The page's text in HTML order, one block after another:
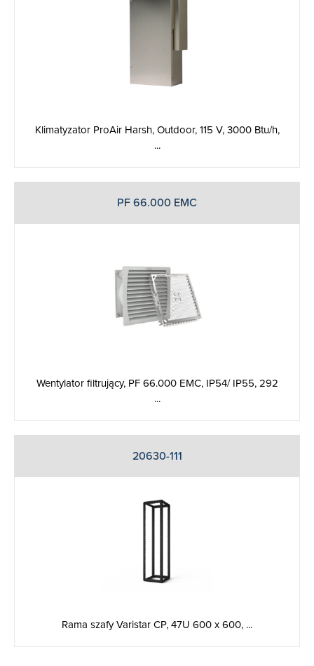
Klimatyzator ProAir Harsh, Outdoor, 115 V, 3000 Btu/h,
...
PF 66.000 EMC
Wentylator filtrujący, PF 66.000 EMC, IP54/ IP55, 292
...
20630-111
Rama szafy Varistar CP, 47U 600 x 600, ...